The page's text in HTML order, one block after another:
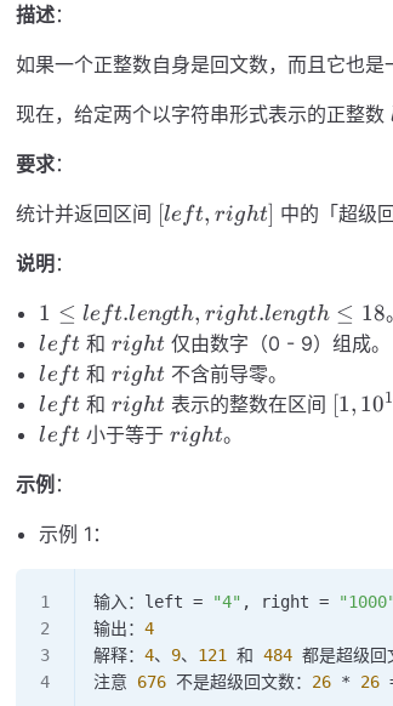
描述：
如果一个正整数自身是回文数，而且它也是
现在，给定两个以字符串形式表示的正整数
要求：
统计并返回区间 [left,
[le ft, right] 中的「超级
说明：
1 \le
left.length,
right.length
\le 18
1 ≤ le ft.length, right.length ≤ 18。
left
le ft 和 right
right 仅由数字（0 - 9）组成。
left
le ft 和 right
right 不含前导零。
left
le ft 和 right
right 表示的整数在区间 [1,
[1, 10
left
le ft 小于等于 right
right。
示例 ：
示例 1：
输入：left = "4" , right = "1000"
输出： 4
解释： 4、 9、 121 和 484 都是超级回
注意 676 不是超级回文数： 26 * 26